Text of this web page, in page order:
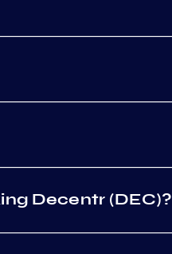
Decentr (DEC)?